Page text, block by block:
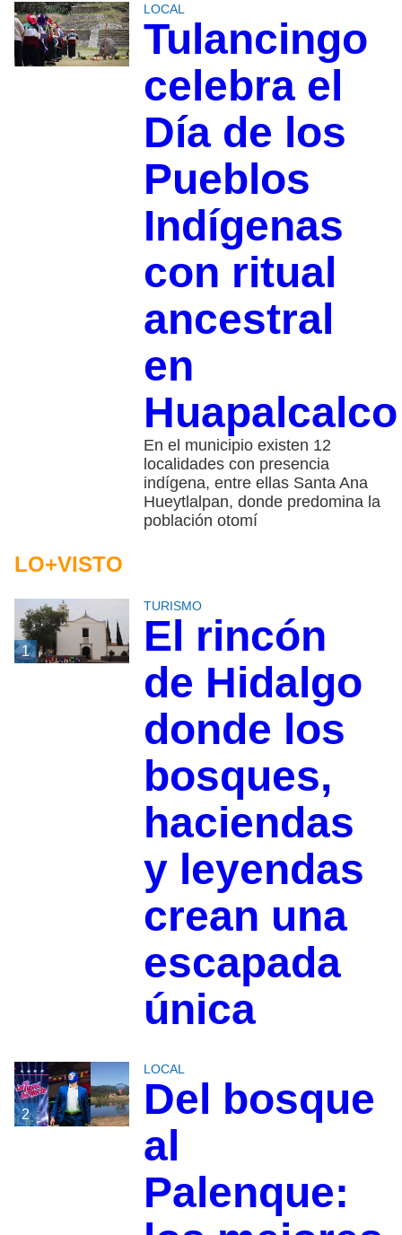
LOCAL
Tulancingo
celebra el
Día de los
Pueblos
Indígenas
con ritual
ancestral
en
Huapalcalco
En el municipio existen 12
localidades con presencia
indígena, entre ellas Santa Ana
Hueytlalpan, donde predomina la
población otomí
LO+VISTO
1
TURISMO
El rincón
de Hidalgo
donde los
bosques,
haciendas
y leyendas
crean una
escapada
única
2
LOCAL
Del bosque
al
Palenque: